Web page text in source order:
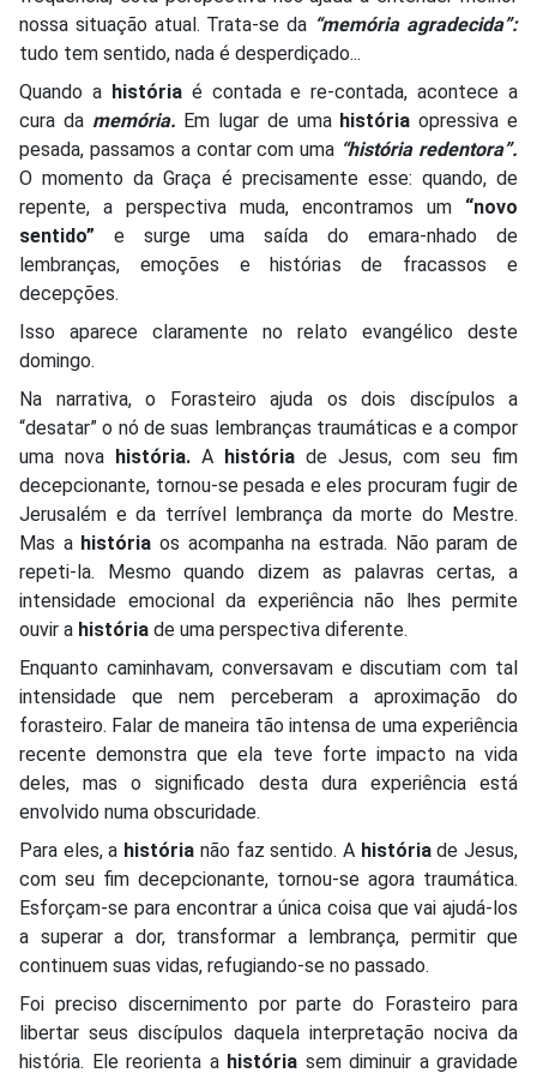
nossa situação atual. Trata-se da “memória agradecida”:
tudo tem sentido, nada é desperdiçado...
Quando a históriaé contada e re-contada, acontece a
cura da memória. Em lugar de uma históriaopressiva e
pesada, passamos a contar com uma “história redentora”.
O momento da Graça é precisamente esse: quando, de
repente, a perspectiva muda, encontramos um “novo
sentido” e surge uma saída do emara-nhado de
lembranças, emoções e histórias de fracassos e
decepções.
Isso aparece claramente no relato evangélico deste
domingo.
Na narrativa, o Forasteiro ajuda os dois discípulos a
“desatar” o nó de suas lembranças traumáticas e a compor
uma nova
história. A história de Jesus, com seu fim
decepcionante, tornou-se pesada e eles procuram fugir de
Jerusalém e da terrível lembrança da morte do Mestre.
Mas a históriaos acompanha na estrada. Não param de
repeti-la. Mesmo quando dizem as palavras certas, a
intensidade emocional da experiência não lhes permite
ouvir a história de uma perspectiva diferente.
Enquanto caminhavam, conversavam e discutiam com tal
intensidade que nem perceberam a aproximação do
forasteiro. Falar de maneira tão intensa de uma experiência
recente demonstra que ela teve forte impacto na vida
deles, mas o significado desta dura experiência está
envolvido numa obscuridade.
Para eles, a história não faz sentido. A históriade Jesus,
com seu fim decepcionante, tornou-se agora traumática.
Esforçam-se para encontrar a única coisa que vai ajudá-los
a superar a dor, transformar a lembrança, permitir que
continuem suas vidas, refugiando-se no passado.
Foi preciso discernimento por parte do Forasteiro para
libertar seus discípulos daquela interpretação nociva da
história. Ele reorienta a história sem diminuir a gravidade